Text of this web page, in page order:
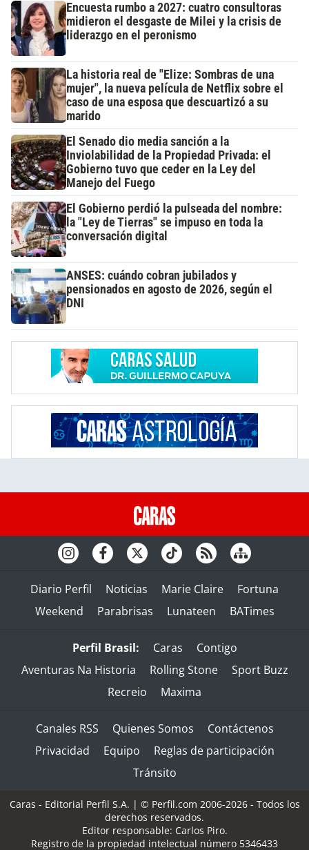
Encuesta rumbo a 2027: cuatro consultoras
midieron el desgaste de Milei y la crisis de
liderazgo en el peronismo
La historia real de "Elize: Sombras de una
mujer", la nueva película de Netflix sobre el
caso de una esposa que descuartizó a su
marido
El Senado dio media sanción a la
Inviolabilidad de la Propiedad Privada: el
Gobierno tuvo que ceder en la Ley del
Manejo del Fuego
El Gobierno perdió la pulseada del nombre:
la "Ley de Tierras" se impuso en toda la
conversación digital
ANSES: cuándo cobran jubilados y
pensionados en agosto de 2026, según el
DNI
Diario Perfil Noticias Marie Claire
Fortuna
Weekend
Parabrisas Lunateen BATimes
Perfil Brasil: Caras
Contigo
Aventuras Na Historia
Rolling Stone
Sport Buzz
Recreio
Maxima
Canales RSS Quienes Somos
Contáctenos
Privacidad
Equipo
Reglas de participación
Tránsito
Caras - Editorial Perfil S.A. | © Perfil.com 2006-2026 - Todos los
derechos reservados.
Editor responsable: Carlos Piro.
Registro de la propiedad intelectual número 5346433